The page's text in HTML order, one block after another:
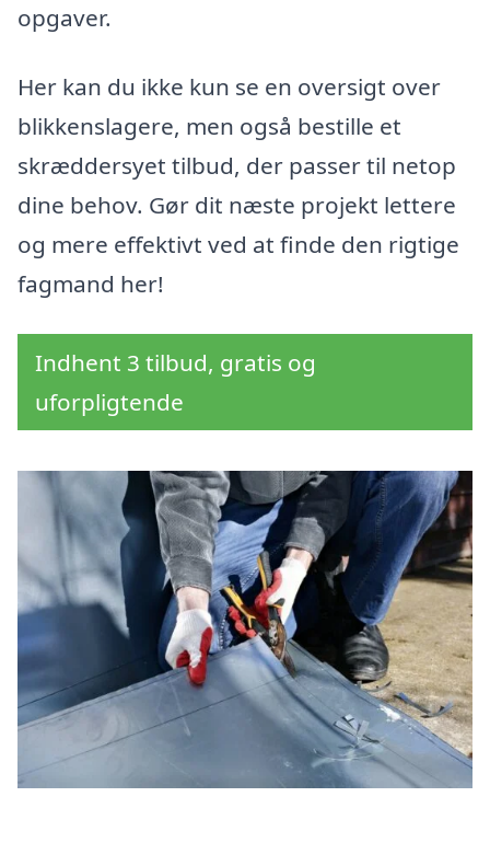
opgaver.
Her kan du ikke kun se en oversigt over
blikkenslagere, men også bestille et
skræddersyet tilbud, der passer til netop
dine behov. Gør dit næste projekt lettere
og mere effektivt ved at finde den rigtige
fagmand her!
Indhent 3 tilbud, gratis og
uforpligtende